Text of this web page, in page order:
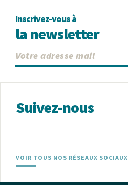
Inscrivez-vous à
la newsletter
Suivez-nous
VOIR TOUS NOS RÉSEAUX SOCIAUX